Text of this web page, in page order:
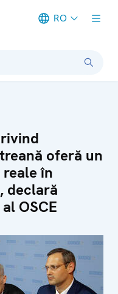
RO
oferă un
în
declară
OSCE